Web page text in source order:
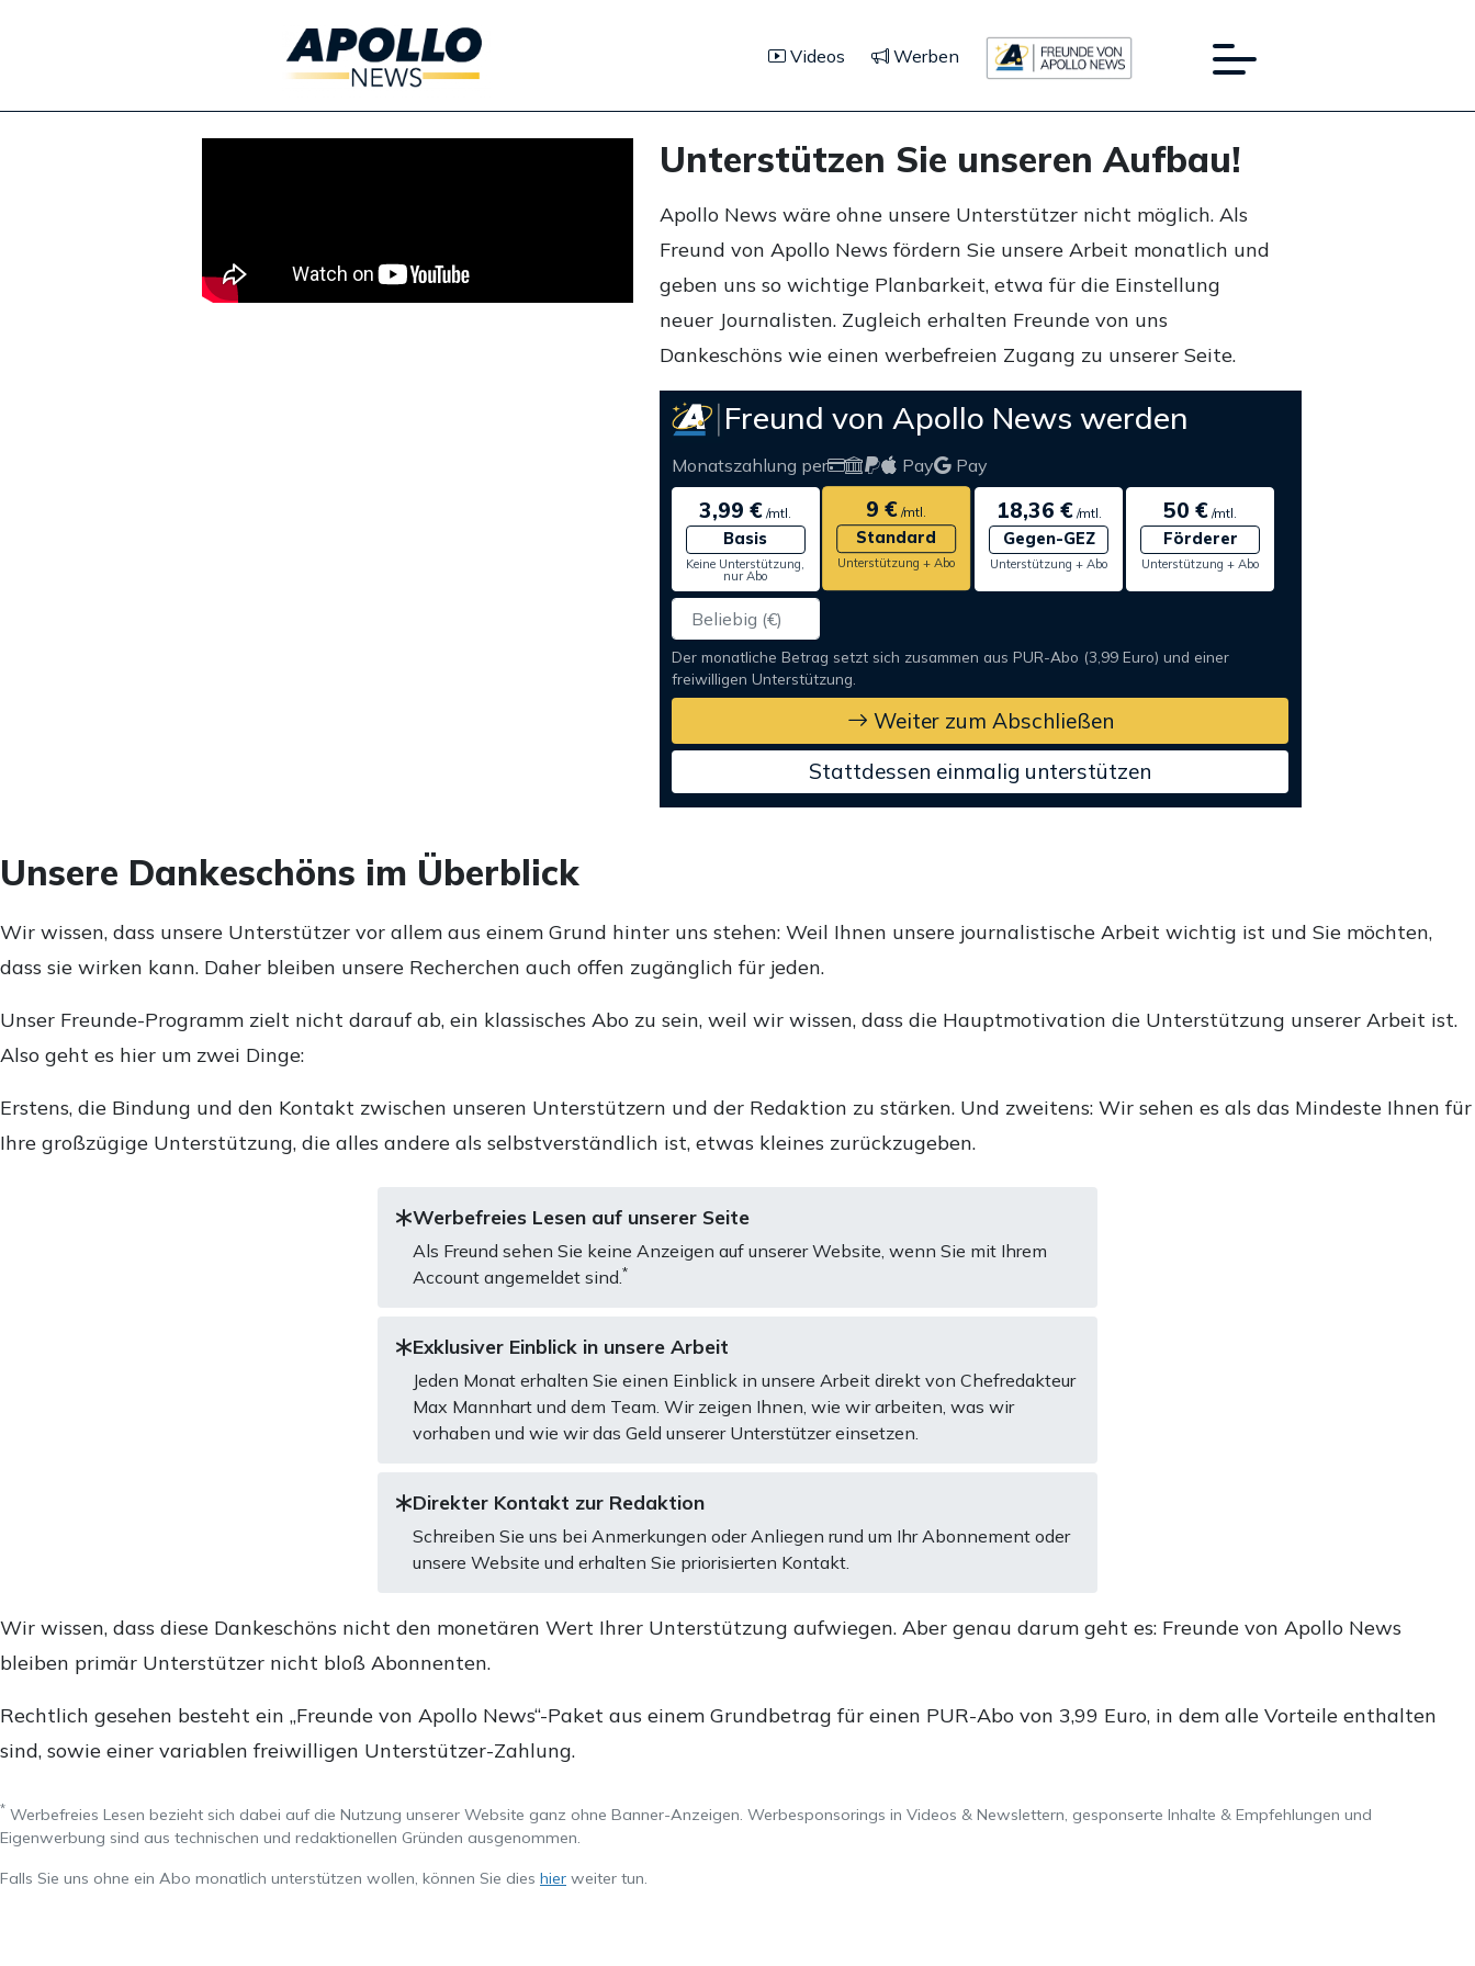
Videos Werben
Unterstützen Sie unseren Aufbau!
Apollo News wäre ohne unsere Unterstützer nicht möglich. Als
Freund von Apollo News fördern Sie unsere Arbeit monatlich und
geben uns so wichtige Planbarkeit, etwa für die Einstellung
neuer Journalisten. Zugleich erhalten Freunde von uns
Dankeschöns wie einen werbefreien Zugang zu unserer Seite.
Freund von Apollo News werden
Monatszahlung per Pay Pay
3,99 € /mtl.
Basis
Keine Unterstützung,
nur Abo
9 € /mtl.
Standard
Unterstützung + Abo
18,36 €/mtl.
Gegen-GEZ
Unterstützung + Abo
50 € /mtl.
Förderer
Unterstützung + Abo
Der monatliche Betrag setzt sich zusammen aus PUR-Abo (3,99 Euro) und einer
freiwilligen Unterstützung.
Weiter zum Abschließen
Stattdessen einmalig unterstützen
Unsere Dankeschöns im Überblick
Wir wissen, dass unsere Unterstützer vor allem aus einem Grund hinter uns stehen: Weil Ihnen unsere journalistische Arbeit wichtig ist und Sie möchten,
dass sie wirken kann. Daher bleiben unsere Recherchen auch offen zugänglich für jeden.
Unser Freunde-Programm zielt nicht darauf ab, ein klassisches Abo zu sein, weil wir wissen, dass die Hauptmotivation die Unterstützung unserer Arbeit ist.
Also geht es hier um zwei Dinge:
Erstens, die Bindung und den Kontakt zwischen unseren Unterstützern und der Redaktion zu stärken. Und zweitens: Wir sehen es als das Mindeste Ihnen für
Ihre großzügige Unterstützung, die alles andere als selbstverständlich ist, etwas kleines zurückzugeben.
Werbefreies Lesen auf unserer Seite
Als Freund sehen Sie keine Anzeigen auf unserer Website, wenn Sie mit Ihrem
Account angemeldet sind. *
Exklusiver Einblick in unsere Arbeit
Jeden Monat erhalten Sie einen Einblick in unsere Arbeit direkt von Chefredakteur
Max Mannhart und dem Team. Wir zeigen Ihnen, wie wir arbeiten, was wir
vorhaben und wie wir das Geld unserer Unterstützer einsetzen.
Direkter Kontakt zur Redaktion
Schreiben Sie uns bei Anmerkungen oder Anliegen rund um Ihr Abonnement oder
unsere Website und erhalten Sie priorisierten Kontakt.
Wir wissen, dass diese Dankeschöns nicht den monetären Wert Ihrer Unterstützung aufwiegen. Aber genau darum geht es: Freunde von Apollo News
bleiben primär Unterstützer nicht bloß Abonnenten.
Rechtlich gesehen besteht ein „Freunde von Apollo News“-Paket aus einem Grundbetrag für einen PUR-Abo von 3,99 Euro, in dem alle Vorteile enthalten
sind, sowie einer variablen freiwilligen Unterstützer-Zahlung.
* Werbefreies Lesen bezieht sich dabei auf die Nutzung unserer Website ganz ohne Banner-Anzeigen. Werbesponsorings in Videos & Newslettern, gesponserte Inhalte & Empfehlungen und
Eigenwerbung sind aus technischen und redaktionellen Gründen ausgenommen.
Falls Sie uns ohne ein Abo monatlich unterstützen wollen, können Sie dies hier weiter tun.